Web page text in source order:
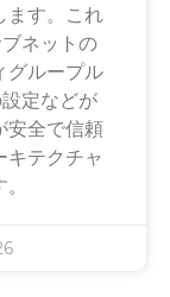
ます。これ
ネットの
グループル
定などが
安全で信頼
キテクチャ